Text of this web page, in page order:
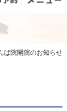
ば院開院のお知らせ